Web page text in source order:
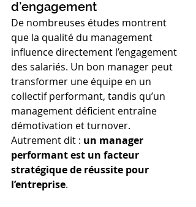
d’engagement
De nombreuses études montrent
que la qualité du management
influence directement l’engagement
des salariés. Un bon manager peut
transformer une équipe en un
collectif performant, tandis qu’un
management déficient entraîne
démotivation et turnover.
Autrement dit : un manager
performant est un facteur
stratégique de réussite pour
l’entreprise.